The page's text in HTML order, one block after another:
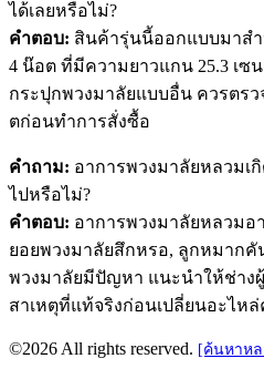
ได้เลยหรือไม่?
คำตอบ: สินค้ารุ่นนี้ออกแบบมาสำ
4 น๊อต ที่มีความยาวแกน 25.3 เซ
กระปุกพวงมาลัยแบบอื่น ควรตร
ตก่อนทำการสั่งซื้อ
คำถาม: อาการพวงมาลัยหลวมเ
ไปหรือไม่?
คำตอบ: อาการพวงมาลัยหลวมอ
ยอยพวงมาลัยสึกหรอ, ลูกหมาก
พวงมาลัยมีปัญหา แนะนำให้ช่าง
สาเหตุที่แท้จริงก่อนเปลี่ยนอะไหล่
©2026 All rights reserved. [ค้นหาหล